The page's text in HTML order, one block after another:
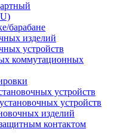
барабане
изделий
устройств
коммутационных
устройств
устройств
изделий
контактом